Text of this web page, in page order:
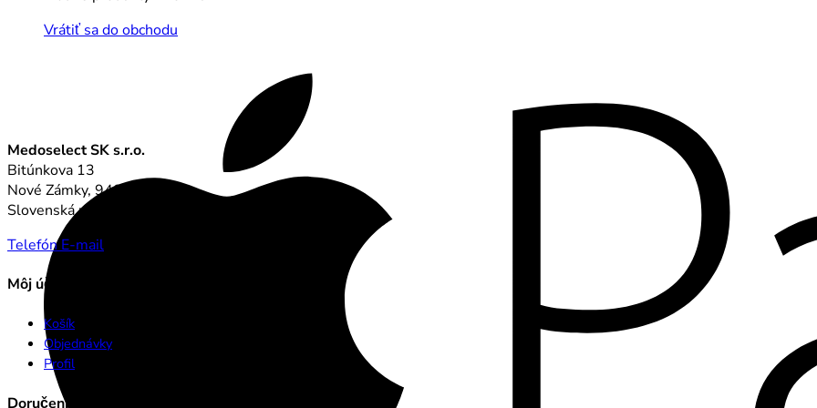
Vrátiť sa do obchodu
Medoselect SK s.r.o.
Bitúnkova 13
Nové Zámky, 94002
Slovenská republika
Telefón E-mail
Môj účet
Košík
Objednávky
Profil
Doručenie a platba